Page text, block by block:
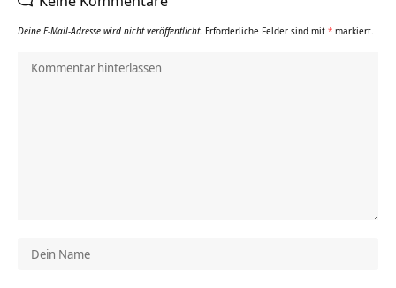
Deine E-Mail-Adresse wird nicht veröffentlicht. Erforderliche Felder sind mit * markiert.